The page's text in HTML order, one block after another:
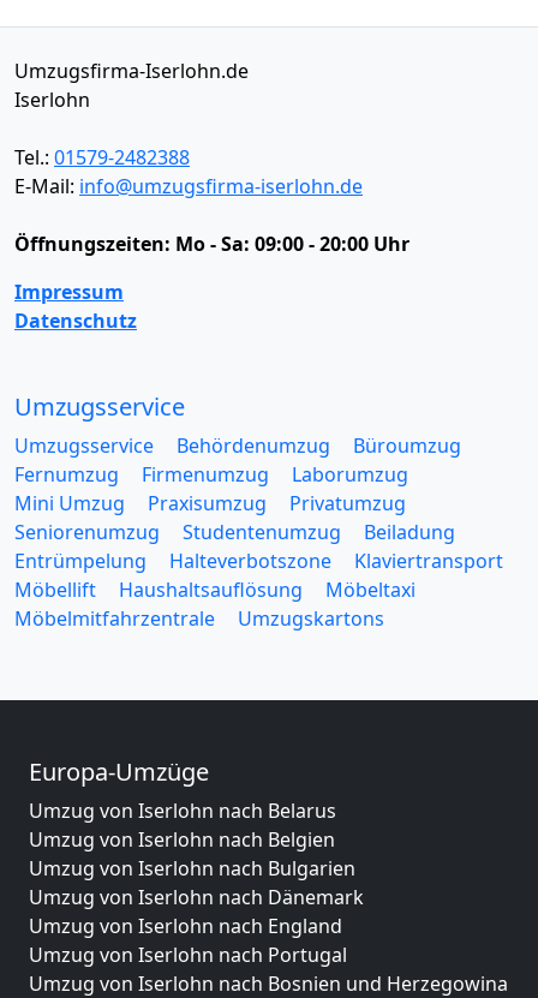
Umzugsfirma-Iserlohn.de
Iserlohn
Tel.: 01579-2482388
E-Mail: info@umzugsfirma-iserlohn.de
Öffnungszeiten: Mo - Sa: 09:00 - 20:00 Uhr
Impressum
Datenschutz
Umzugsservice
Umzugsservice Behördenumzug
Büroumzug
Fernumzug
Firmenumzug
Laborumzug
Mini Umzug
Praxisumzug
Privatumzug
Seniorenumzug
Studentenumzug
Beiladung
Entrümpelung
Halteverbotszone
Klaviertransport
Möbellift
Haushaltsauflösung
Möbeltaxi
Möbelmitfahrzentrale
Umzugskartons
Europa-Umzüge
Umzug von Iserlohn nach Belarus
Umzug von Iserlohn nach Belgien
Umzug von Iserlohn nach Bulgarien
Umzug von Iserlohn nach Dänemark
Umzug von Iserlohn nach England
Umzug von Iserlohn nach Portugal
Umzug von Iserlohn nach Bosnien und Herzegowina